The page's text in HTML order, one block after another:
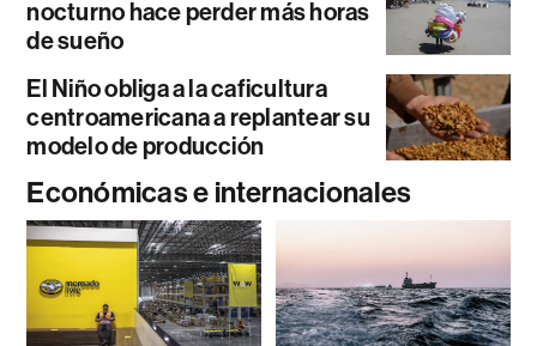
nocturno hace perder más horas
de sueño
El Niño obliga a la caficultura
centroamericana a replantear su
modelo de producción
Económicas e internacionales